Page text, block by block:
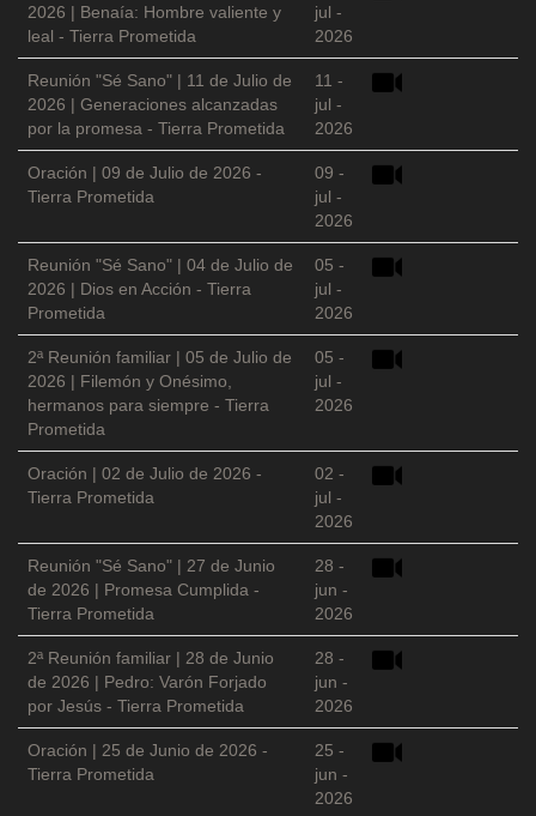
2026 | Benaía: Hombre valiente y
leal - Tierra Prometida
jul -
2026
Reunión "Sé Sano" | 11 de Julio de
2026 | Generaciones alcanzadas
por la promesa - Tierra Prometida
11 -
jul -
2026
Oración | 09 de Julio de 2026 -
Tierra Prometida
09 -
jul -
2026
Reunión "Sé Sano" | 04 de Julio de
2026 | Dios en Acción - Tierra
Prometida
05 -
jul -
2026
2ª Reunión familiar | 05 de Julio de
2026 | Filemón y Onésimo,
hermanos para siempre - Tierra
Prometida
05 -
jul -
2026
Oración | 02 de Julio de 2026 -
Tierra Prometida
02 -
jul -
2026
Reunión "Sé Sano" | 27 de Junio
de 2026 | Promesa Cumplida -
Tierra Prometida
28 -
jun -
2026
2ª Reunión familiar | 28 de Junio
de 2026 | Pedro: Varón Forjado
por Jesús - Tierra Prometida
28 -
jun -
2026
Oración | 25 de Junio de 2026 -
Tierra Prometida
25 -
jun -
2026